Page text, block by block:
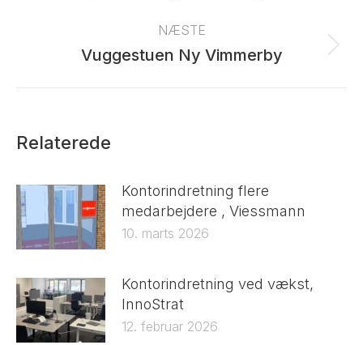
NÆSTE
Next
Vuggestuen Ny Vimmerby
Relaterede
Kontorindretning flere
medarbejdere , Viessmann
10. marts 2026
Kontorindretning ved vækst,
InnoStrat
12. februar 2026